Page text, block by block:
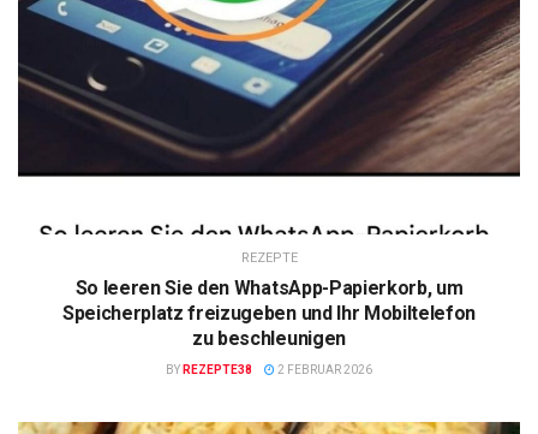
REZEPTE
So leeren Sie den WhatsApp-Papierkorb, um
Speicherplatz freizugeben und Ihr Mobiltelefon
zu beschleunigen
BY REZEPTE38 2 FEBRUAR 2026